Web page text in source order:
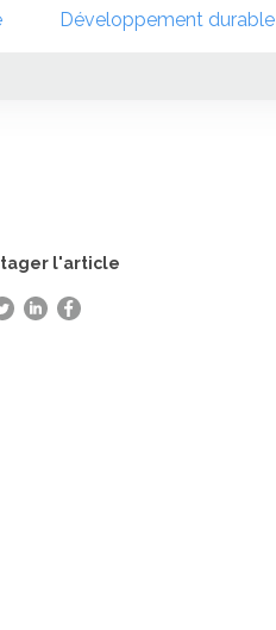
Développement durable
l'article